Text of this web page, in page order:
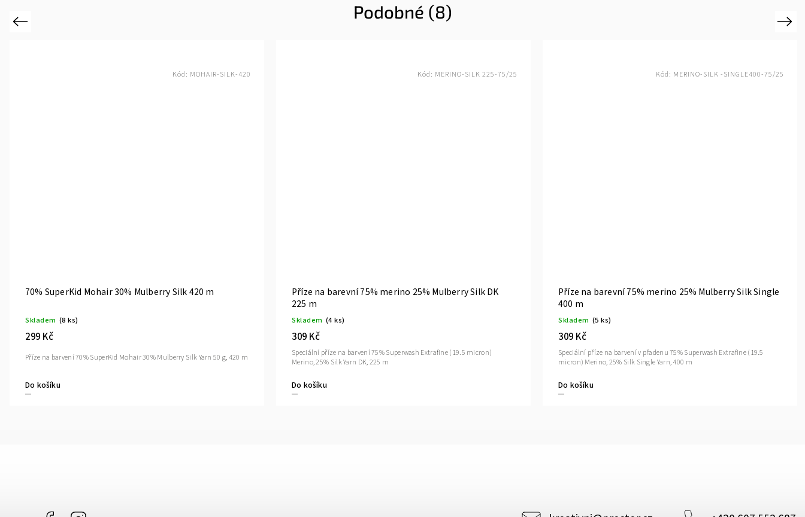
Podobné (8)
Previous
Příze na barevní 75% merino 25% Mulberry Silk Single
Skladem (5 ks)
309 Kč
Do košíku
Speciální příze na barvení v přadenu 75% Superwash Extrafine (19.5
micron) Merino, 25% Silk Single Yarn, 400 m
MERINO-SILK -SINGLE400-75/25
50% Baby Yak 50% Silk Yarn 200 m
Skladem (4 ks)
309 Kč
Do košíku
Příze na barvení 50% Baby Yak 50% Silk Yarn 4PLY/Sock weight, 200 m
Kód:YAK-SILK-200
Příze na barevní 75% merino 15% Mulberry Silk 10%
Cashmere 2ply 400 m
Skladem (3 ks)
399 Kč
Do košíku
Speciální příze na barvení v přadenu 75% Superwash Ultrafine Merino
(16,5 micron), 15% Silk, 10% Cashmere Yarn 2PLY 400m
Kód:MERINO-SILK -CASHMERE-400
Next